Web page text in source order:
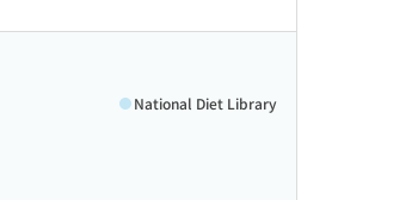
National Diet Library